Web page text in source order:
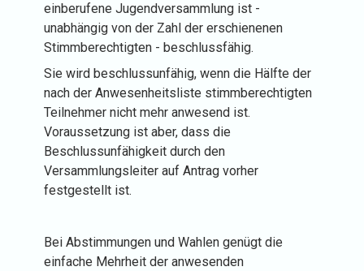
einberufene Jugendversammlung ist -
unabhängig von der Zahl der erschienenen
Stimmberechtigten - beschlussfähig.
Sie wird beschlussunfähig, wenn die Hälfte der
nach der Anwesenheitsliste stimmberechtigten
Teilnehmer nicht mehr anwesend ist.
Voraussetzung ist aber, dass die
Beschlussunfähigkeit durch den
Versammlungsleiter auf Antrag vorher
festgestellt ist.
Bei Abstimmungen und Wahlen genügt die
einfache Mehrheit der anwesenden